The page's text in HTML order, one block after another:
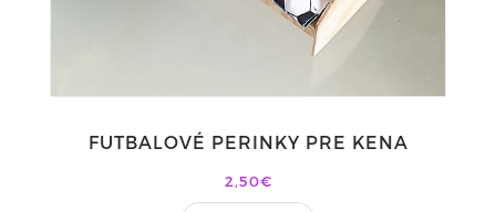
FUTBALOVÉ PERINKY PRE KENA
2,50€